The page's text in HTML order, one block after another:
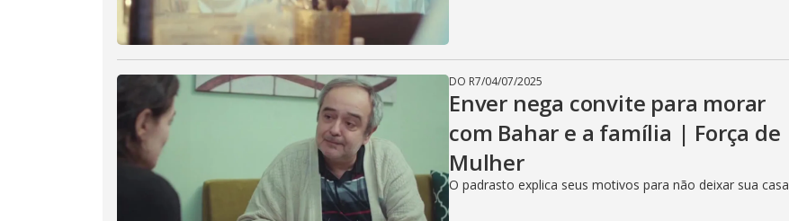
DO R7/04/07/2025
Enver nega convite para morar
com Bahar e a família | Força de
Mulher
O padrasto explica seus motivos para não deixar sua casa